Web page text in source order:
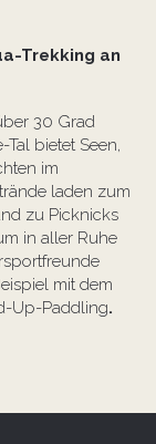
Trekking an
30 Grad
bietet Seen,
im
laden zum
zu Picknicks
in aller Ruhe
mit dem
Up-Paddling.